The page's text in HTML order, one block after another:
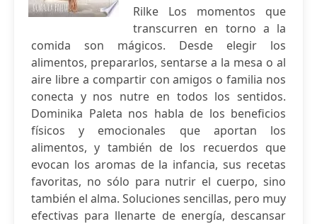
Rilke Los momentos que
transcurren en torno a la
comida son mágicos. Desde elegir los
alimentos, prepararlos, sentarse a la mesa o al
aire libre a compartir con amigos o familia nos
conecta y nos nutre en todos los sentidos.
Dominika Paleta nos habla de los beneficios
físicos y emocionales que aportan los
alimentos, y también de los recuerdos que
evocan los aromas de la infancia, sus recetas
favoritas, no sólo para nutrir el cuerpo, sino
también el alma. Soluciones sencillas, pero muy
efectivas para llenarte de energía, descansar